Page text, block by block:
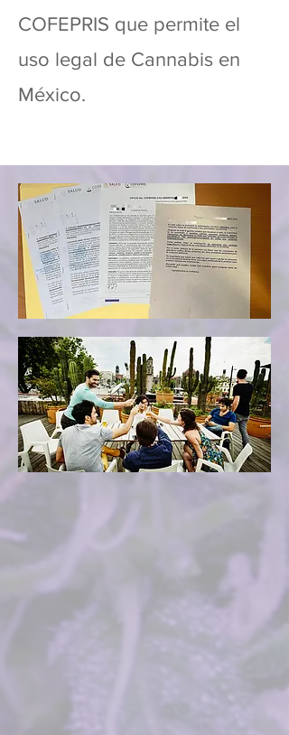
COFEPRIS que permite el
uso legal de Cannabis en
México.